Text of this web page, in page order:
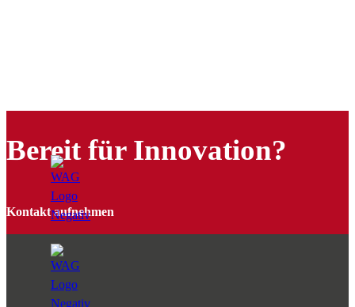
Bereit für Innovation?
Kontakt aufnehmen